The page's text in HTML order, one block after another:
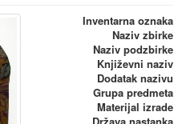
Inventarna oznaka
Naziv zbirke
Naziv podzbirke
Književni naziv
Dodatak nazivu
Grupa predmeta
Materijal izrade